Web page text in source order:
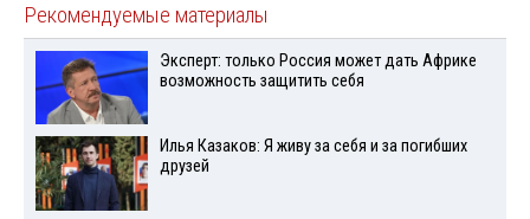
Рекомендуемые материалы
Эксперт: только Россия может дать Африке
возможность защитить себя
Илья Казаков: Я живу за себя и за погибших
друзей